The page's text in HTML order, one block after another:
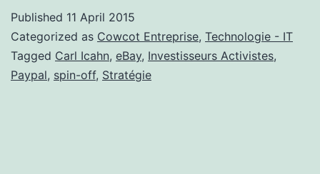
à
se
Published 11 April 2015
Categorized as Cowcot Entreprise, Technologie - IT
Tagged Carl Icahn, eBay, Investisseurs Activistes,
Paypal, spin-off, Stratégie